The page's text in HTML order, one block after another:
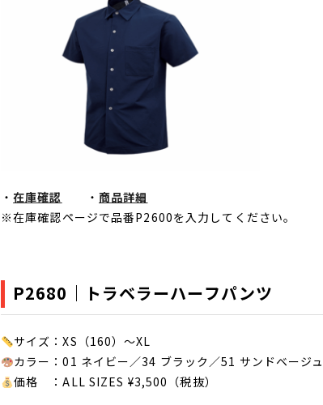
・在庫確認 ・ 商品詳細
※在庫確認ページで品番P2600を入力してください。
P2680｜トラベラーハーフパンツ
サイズ：XS（160）～XL
カラー：01 ネイビー／34 ブラック／51 サンドベージュ
価格 ：ALL SIZES ¥3,500（税抜）